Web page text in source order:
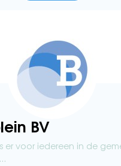
BV
er voor iedereen in de